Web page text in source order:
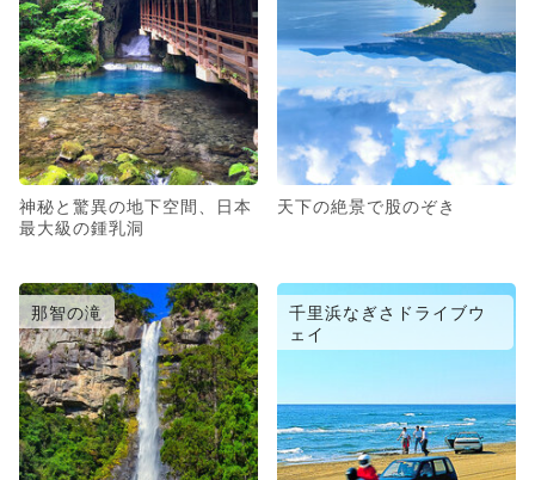
神秘と驚異の地下空間、日本
最大級の鍾乳洞
天下の絶景で股のぞき
那智の滝
千里浜なぎさドライブウ
ェイ